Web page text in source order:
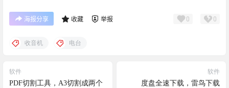
海报分享 收藏 举报 0 0
收音机 电台
软件
PDF切割工具，A3切割成两个
软件
度盘全速下载，雷鸟下载